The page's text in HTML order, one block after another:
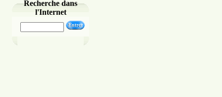
Recherche dans
l'Internet